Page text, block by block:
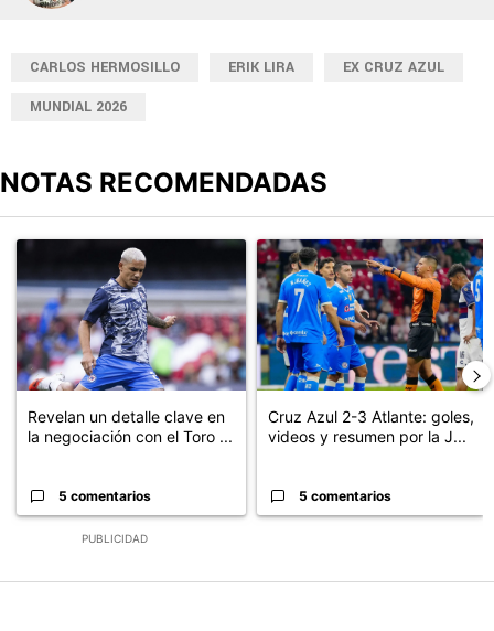
CARLOS HERMOSILLO ERIK LIRA
EX CRUZ AZUL
MUNDIAL 2026
NOTAS RECOMENDADAS
PUBLICIDAD
Un artículo de tendencia con el título "Revelan un detalle clave
Revelan un detalle clave en
la negociación con el Toro ...
5 comentarios
Un artículo de tendencia con el
Cruz Azul 2-3 Atlante: goles,
videos y resumen por la J...
5 comentarios